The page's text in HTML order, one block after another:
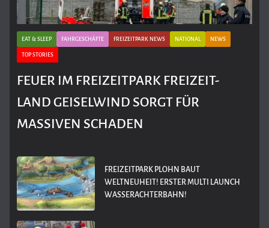
EAT & SLEEP FAHRGESCHÄFTE FREIZEITPARK NEWS NATIONAL NEWS
TOP STORIES
FEUER IM FREIZEITPARK FREIZEIT-
LAND GEISELWIND SORGT FÜR
MASSIVEN SCHADEN
FREIZEITPARK PLOHN BAUT
WELTNEUHEIT! ERSTER MULTI LAUNCH
WASSERACHTERBAHN!